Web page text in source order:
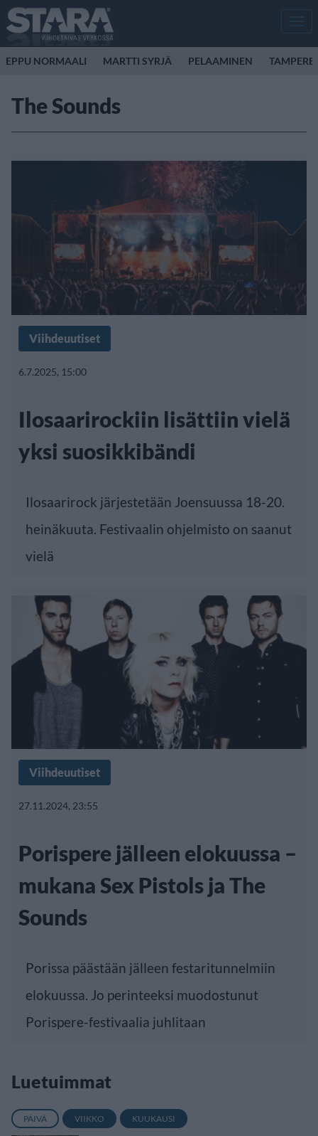
EPPU NORMAALI MARTTI SYRJÄ PELAAMINEN TAMPERE
The Sounds
Viihdeuutiset
6.7.2025, 15:00
Ilosaarirockiin lisättiin vielä
yksi suosikkibändi
Ilosaarirock järjestetään Joensuussa 18-20.
heinäkuuta. Festivaalin ohjelmisto on saanut
vielä
Viihdeuutiset
27.11.2024, 23:55
Porispere jälleen elokuussa –
mukana Sex Pistols ja The
Sounds
Porissa päästään jälleen festaritunnelmiin
elokuussa. Jo perinteeksi muodostunut
Porispere-festivaalia juhlitaan
Luetuimmat
PÄIVÄ VIIKKO KUUKAUSI